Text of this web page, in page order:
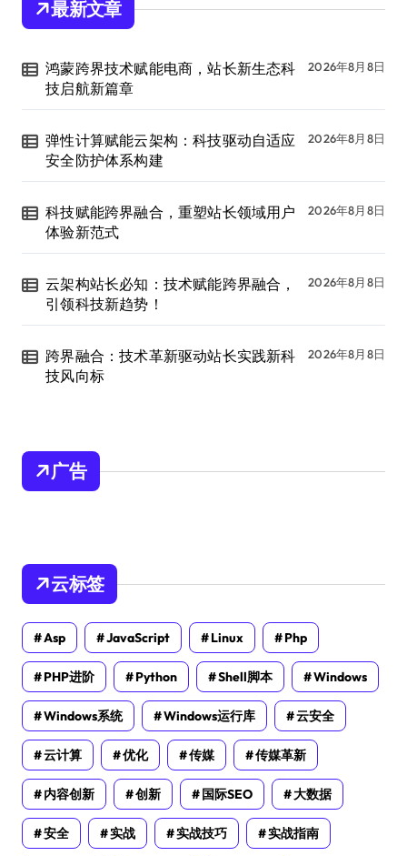
最新文章
鸿蒙跨界技术赋能电商，站长新生态科
技启航新篇章
2026年8月8日
弹性计算赋能云架构：科技驱动自适应
安全防护体系构建
2026年8月8日
科技赋能跨界融合，重塑站长领域用户
体验新范式
2026年8月8日
云架构站长必知：技术赋能跨界融合，
引领科技新趋势！
2026年8月8日
跨界融合：技术革新驱动站长实践新科
技风向标
2026年8月8日
广告
云标签
Asp JavaScript Linux Php
PHP进阶 Python Shell脚本 Windows
Windows系统 Windows运行库 云安全
云计算 优化 传媒 传媒革新
内容创新 创新 国际SEO 大数据
安全 实战 实战技巧 实战指南